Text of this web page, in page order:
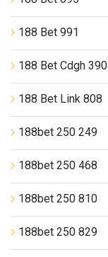
188 Bet 991
188 Bet Cdgh 390
188 Bet Link 808
188bet 250 249
188bet 250 468
188bet 250 810
188bet 250 829